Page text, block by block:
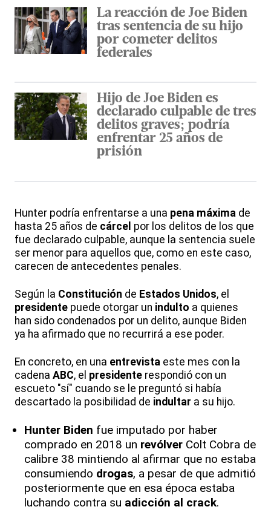
La reacción de Joe Biden
tras sentencia de su hijo
por cometer delitos
federales
Hijo de Joe Biden es
declarado culpable de tres
delitos graves; podría
enfrentar 25 años de
prisión
Hunter podría enfrentarse a una pena máxima de
hasta 25 años de cárcel por los delitos de los que
fue declarado culpable, aunque la sentencia suele
ser menor para aquellos que, como en este caso,
carecen de antecedentes penales.
Según la Constitución de Estados Unidos, el
presidente puede otorgar un indulto a quienes
han sido condenados por un delito, aunque Biden
ya ha afirmado que no recurrirá a ese poder.
En concreto, en una entrevista este mes con la
cadena ABC, el presidente respondió con un
escueto "sí" cuando se le preguntó si había
descartado la posibilidad de indultar a su hijo.
Hunter Biden fue imputado por haber
comprado en 2018 un revólver Colt Cobra de
calibre 38 mintiendo al afirmar que no estaba
consumiendo drogas, a pesar de que admitió
posteriormente que en esa época estaba
luchando contra su adicción al crack.